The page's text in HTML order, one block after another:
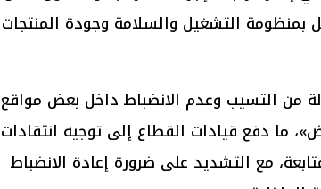
بمنظومة التشغيل والسلامة وجودة المنتجات
من التسيب وعدم الانضباط داخل بعض مواقع
ما دفع قيادات القطاع إلى توجيه انتقادات
مع التشديد على ضرورة إعادة الانضباط